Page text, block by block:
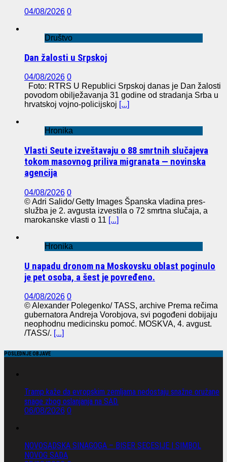
04/08/2026 0
Društvo
Dan žalosti u Srpskoj
04/08/2026 0
Foto: RTRS U Republici Srpskoj danas je Dan žalosti
povodom obilježavanja 31 godine od stradanja Srba u
hrvatskoj vojno-policijskoj [...]
Hronika
Vlasti Seute izveštavaju o 88 smrtnih slučajeva
tokom masovnog priliva migranata — novinska
agencija
04/08/2026 0
© Adri Salido/ Getty Images Španska vladina pres-
služba je 2. avgusta izvestila o 72 smrtna slučaja, a
marokanske vlasti o 11 [...]
Hronika
U napadu dronom na Moskovsku oblast poginulo
je pet osoba, a šest je povređeno.
04/08/2026 0
© Alexander Polegenko/ TASS, archive Prema rečima
gubernatora Andreja Vorobjova, svi pogođeni dobijaju
neophodnu medicinsku pomoć. MOSKVA, 4. avgust.
/TASS/. [...]
POSLEDNJE OBJAVE
Tramp kaže da evropskim zemljama nedostaju snažne oružane
snage zbog oslanjanja na SAD.
06/08/2026 0
NOVOSADSKA SINAGOGA – BISER SECESIJE I SIMBOL
NOVOG SADA